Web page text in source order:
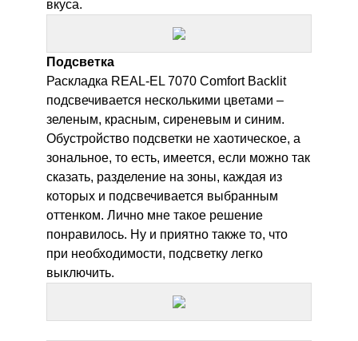
вкуса.
Подсветка
Раскладка REAL-EL 7070 Comfort Backlit
подсвечивается несколькими цветами –
зеленым, красным, сиреневым и синим.
Обустройство подсветки не хаотическое, а
зональное, то есть, имеется, если можно так
сказать, разделение на зоны, каждая из
которых и подсвечивается выбранным
оттенком. Лично мне такое решение
понравилось. Ну и приятно также то, что
при необходимости, подсветку легко
выключить.